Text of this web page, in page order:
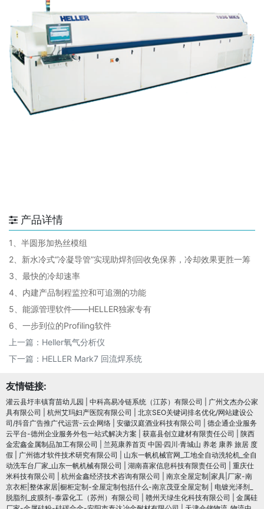
产品详情
1、半圆形加热丝模组
2、新水冷式“冷凝导管”实现助焊剂回收免保养，冷却效果更胜一筹
3、最快的冷却速率
4、内建产品制程监控和可追溯的功能
5、能源管理软件——HELLER独家专有
6、一步到位的Profiling软件
上一篇： Heller氧气分析仪
下一篇： HELLER Mark7 回流焊系统
友情链接:
灌云县圩丰镇育苗幼儿园 中科高易冷链系统（江苏）有限公司
广州文杰办公家
具有限公司
杭州艾玛妇产医院有限公司
北京SEO关键词排名优化/网站建设公
司/抖音广告推广代运营-云企网络
安徽汉庭酒业科技有限公司
德企通企业服务
云平台-德州企业服务外包一站式解决方案
获嘉县创立建材有限责任公司
陕西
金宏鑫金属制品加工有限公司
兰苑康养首页 中国·四川·青城山 养老 康养 旅居 度
假
广州德才软件技术研究有限公司
山东一帆机械官网_工地全自动洗轮机_全自
动洗车台厂家_山东一帆机械有限公司
湖南喜家信息科技有限责任公司
重庆仕
米科技有限公司
杭州金鑫经济技术咨询有限公司
南京全屋定制|家具|厂家-南
京衣柜|整体家居|橱柜定制-全屋定制包括什么-南京茂亚全屋定制
电镀光泽剂_
脱脂剂_皮膜剂-泰霖化工（苏州）有限公司
赣州天绿生化科技有限公司
金属硅